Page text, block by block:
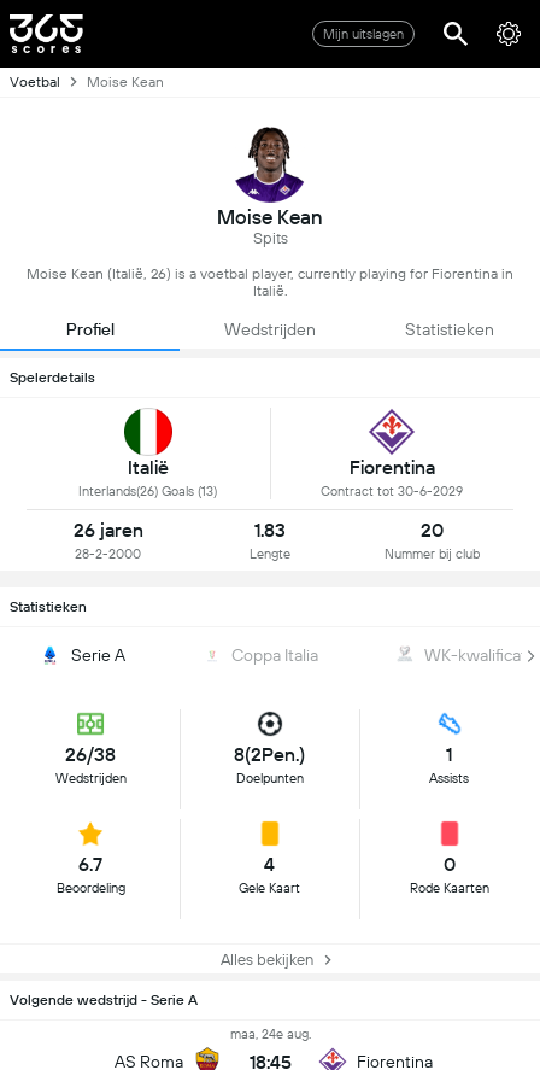
Mijn uitslagen
Voetbal Moise Kean
Moise Kean
Spits
Moise Kean (Italië, 26) is a voetbal player, currently playing for Fiorentina in
Italië.
Profiel Wedstrijden Statistieken
Spelerdetails
Italië
Interlands(26) Goals (13)
Fiorentina
Contract tot 30-6-2029
26 jaren
28-2-2000
1.83
Lengte
20
Nummer bij club
Statistieken
Serie A Coppa Italia WK-
26/38
Wedstrijden
8(2Pen.)
Doelpunten
1
Assists
6.7
Beoordeling
4
Gele Kaart
0
Rode Kaarten
Alles bekijken
Volgende wedstrijd - Serie A
AS Roma
maa, 24e aug.
18:45 Fiorentina